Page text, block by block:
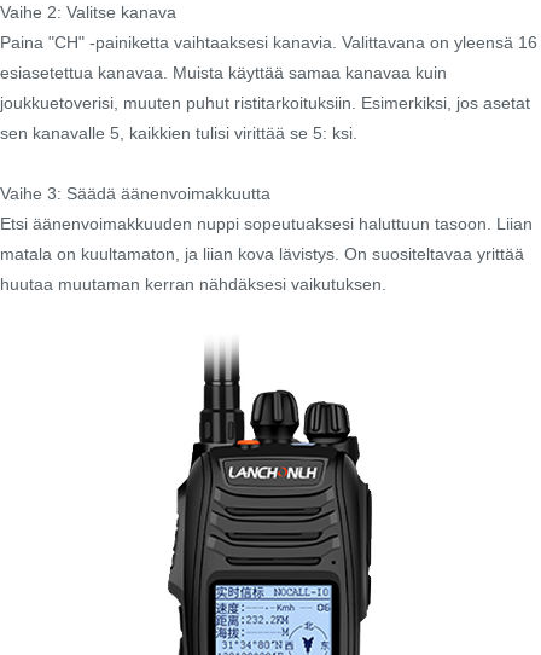
Vaihe 2: Valitse kanava
Paina "CH" -painiketta vaihtaaksesi kanavia. Valittavana on yleensä 16
esiasetettua kanavaa. Muista käyttää samaa kanavaa kuin
joukkuetoverisi, muuten puhut ristitarkoituksiin. Esimerkiksi, jos asetat
sen kanavalle 5, kaikkien tulisi virittää se 5: ksi.
Vaihe 3: Säädä äänenvoimakkuutta
Etsi äänenvoimakkuuden nuppi sopeutuaksesi haluttuun tasoon. Liian
matala on kuultamaton, ja liian kova lävistys. On suositeltavaa yrittää
huutaa muutaman kerran nähdäksesi vaikutuksen.